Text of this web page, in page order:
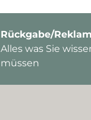
Rückgabe/
Alles was Sie
müssen